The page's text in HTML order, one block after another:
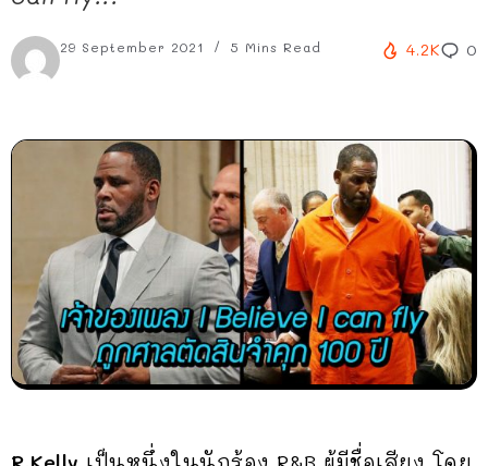
29 September 2021 5 Mins Read 4.2K 0